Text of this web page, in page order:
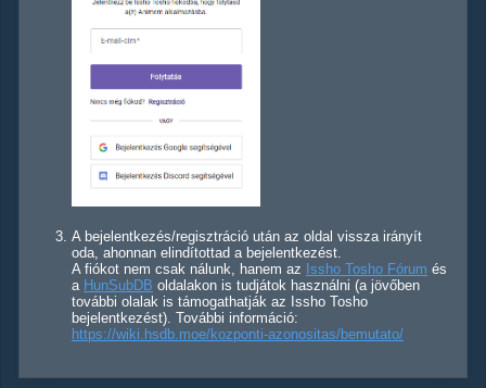
A bejelentkezés/regisztráció után az oldal vissza irányít
oda, ahonnan elindítottad a bejelentkezést.
A fiókot nem csak nálunk, hanem az Issho Tosho Fórum és
a HunSubDB oldalakon is tudjátok használni (a jövőben
további olalak is támogathatják az Issho Tosho
bejelentkezést). További információ:
https://wiki.hsdb.moe/kozponti-azonositas/bemutato/